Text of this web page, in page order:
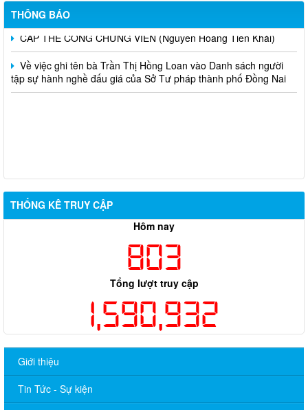
THÔNG BÁO
CẤP LẠI THẺ CÔNG CHỨNG VIÊN (Dương Anh Dũng)
CẤP THẺ CÔNG CHỨNG VIÊN (Nguyễn Hoàng Tiên Khải)
Về việc ghi tên bà Trần Thị Hồng Loan vào Danh sách người
tập sự hành nghề đấu giá của Sở Tư pháp thành phố Đồng Nai
THỐNG KÊ TRUY CẬP
Hôm nay
803
Tổng lượt truy cập
1,590,932
Giới thiệu
Tin Tức - Sự kiện